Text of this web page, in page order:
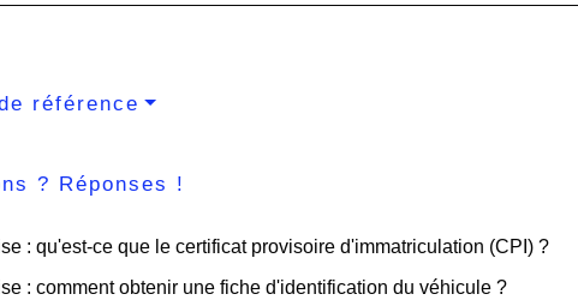
référence
? Réponses !
: qu'est-ce que le certificat provisoire d'immatriculation (CPI) ?
: comment obtenir une fiche d'identification du véhicule ?